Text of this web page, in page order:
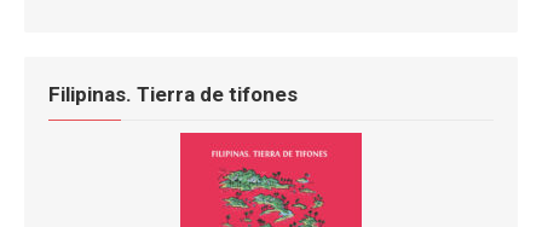
Filipinas. Tierra de tifones